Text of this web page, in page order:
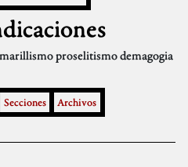
proselitismodemagogia
Secciones Archivos